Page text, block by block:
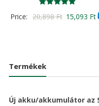
5.00
Price: 20,898Ft Original
15,093 Ft
Termékek
Új akku/akkumulátor az